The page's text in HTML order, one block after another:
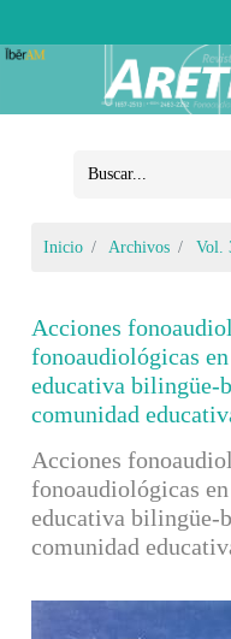
Inicio Archivos Vol.
Acciones
fonoaudiológicas
educativa bilingüe-
comunidad
Acciones
fonoaudiológicas
educativa bilingüe-
comunidad